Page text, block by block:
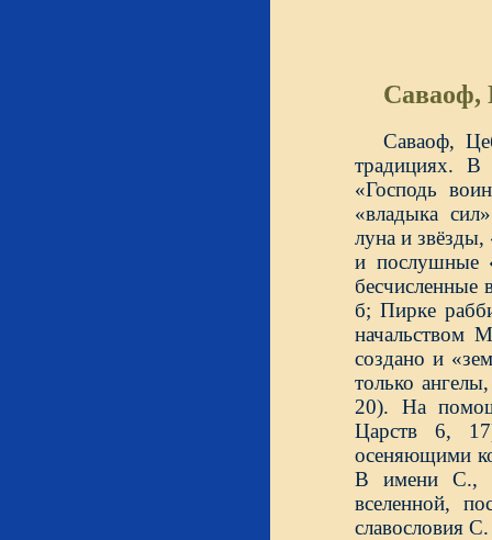
Саваоф,
Саваоф,
традициях. В
«Господь
«владыка
луна и
и послушные
бесчисленные
б; Пирке
начальством
создано и
только
20). На
Царств 6,
осеняющими
В имени С.,
вселенной,
славословия